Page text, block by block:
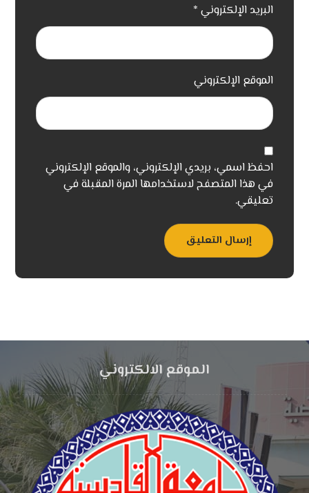
البريد الإلكتروني *
الموقع الإلكتروني
احفظ اسمي، بريدي الإلكتروني، والموقع الإلكتروني
في هذا المتصفح لاستخدامها المرة المقبلة في
تعليقي.
إرسال التعليق
الموقع الالكتروني